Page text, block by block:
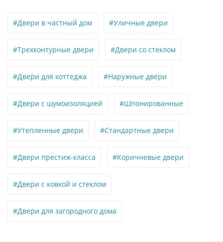
#Двери в частный дом #Уличные двери
#Трехконтурные двери #Двери со стеклом
#Двери для коттеджа #Наружные двери
#Двери с шумоизоляцией #Шпонированные
#Утепленные двери #Стандартные двери
#Двери престиж-класса #Коричневые двери
#Двери с ковкой и стеклом
#Двери для загородного дома